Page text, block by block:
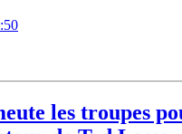
les troupes